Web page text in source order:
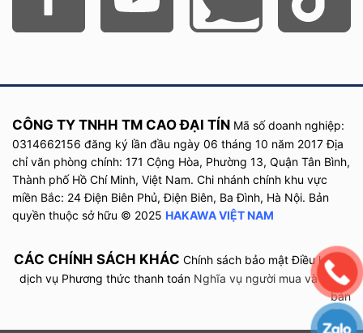
CÔNG TY TNHH TM CAO ĐẠI TÍN Mã số doanh nghiệp:
0314662156 đăng ký lần đầu ngày 06 tháng 10 năm 2017Địa
chỉ văn phòng chính: 171 Cộng Hòa, Phường 13, Quận Tân Bình,
Thành phố Hồ Chí Minh, Việt Nam. Chi nhánh chính khu vực
miền Bắc: 24 Điện Biên Phủ, Điện Biên, Ba Đình, Hà Nội. Bản
quyền thuộc sở hữu © 2025 HAKAWA VIỆT NAM
CÁC CHÍNH SÁCH KHÁC Chính sách bảo mật Điều khoản
dịch vụ Phương thức thanh toán Nghĩa vụ người mua và người
bán